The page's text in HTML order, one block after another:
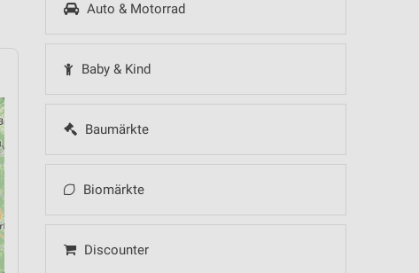
Auto & Motorrad
Baby & Kind
Baumärkte
Biomärkte
Discounter